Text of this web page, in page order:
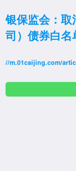
银保监会：
司）债券白
//m.01caijing.com/